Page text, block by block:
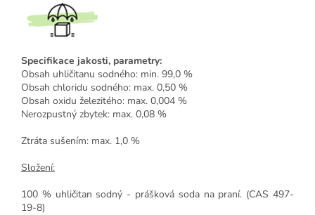
Specifikace jakosti, parametry:
Obsah uhličitanu sodného: min. 99,0 %
Obsah chloridu sodného: max. 0,50 %
Obsah oxidu železitého: max. 0,004 %
Nerozpustný zbytek: max. 0,08 %
Ztráta sušením: max. 1,0 %
Složení:
100 % uhličitan sodný - prášková soda na praní. (CAS 497-
19-8)